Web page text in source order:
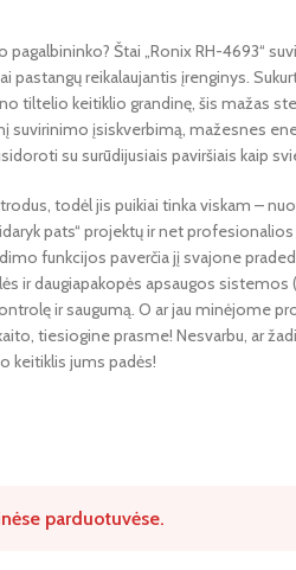
Štai „Ronix RH-4693“
pastangų reikalaujantis įrenginys.
tiltelio keitiklio grandinę, šis mažas
suvirinimo įsiskverbimą, mažesnes
su surūdijusiais paviršiais kaip
todėl jis puikiai tinka viskam –
pats“ projektų ir net
funkcijos paverčia jį svajone
ir daugiapakopės apsaugos sistemos
ir saugumą. O ar jau minėjome
tiesiogine prasme! Nesvarbu, ar
keitiklis jums padės!
parduotuvėse.